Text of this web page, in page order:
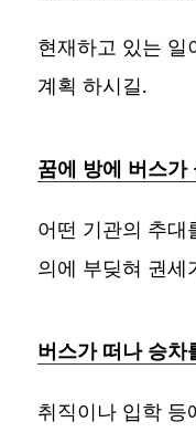
현재하고 있는 일
계획 하시길.
꿈에 방에 버스가
어떤 기관의 추대
의에 부딪혀 권세
버스가 떠나 승차
취직이나 입학 등